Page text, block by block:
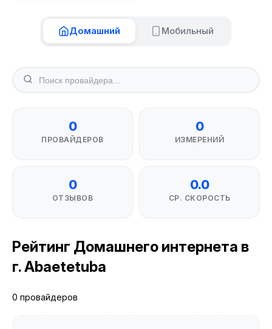
Домашний Мобильный
0
ПРОВАЙДЕРОВ
0
ИЗМЕРЕНИЙ
0
ОТЗЫВОВ
0.0
СР. СКОРОСТЬ
Рейтинг Домашнего интернета в
г. Abaetetuba
0 провайдеров